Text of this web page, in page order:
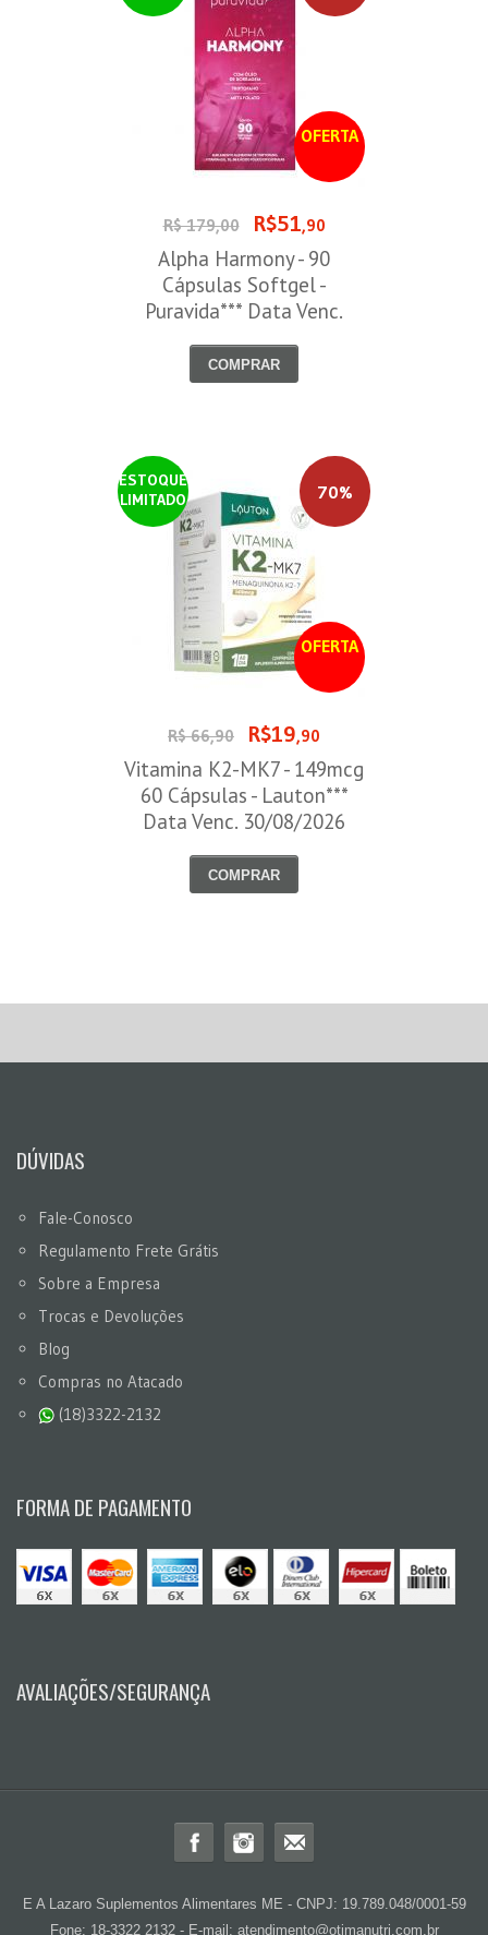
OFERTA
R$ 179,00 R$51,90
Alpha Harmony - 90
Cápsulas Softgel -
Puravida*** Data Venc.
COMPRAR
ESTOQUE
LIMITADO
OFERTA
70%
R$ 66,90 R$19,90
Vitamina K2-MK7 - 149mcg
60 Cápsulas - Lauton***
Data Venc. 30/08/2026
COMPRAR
DÚVIDAS
Fale-Conosco
Regulamento Frete Grátis
Sobre a Empresa
Trocas e Devoluções
Blog
Compras no Atacado
(18)3322-2132
FORMA DE PAGAMENTO
AVALIAÇÕES/SEGURANÇA
E A Lazaro Suplementos Alimentares ME - CNPJ: 19.789.048/0001-59
Fone: 18-3322 2132 - E-mail: atendimento@otimanutri.com.br